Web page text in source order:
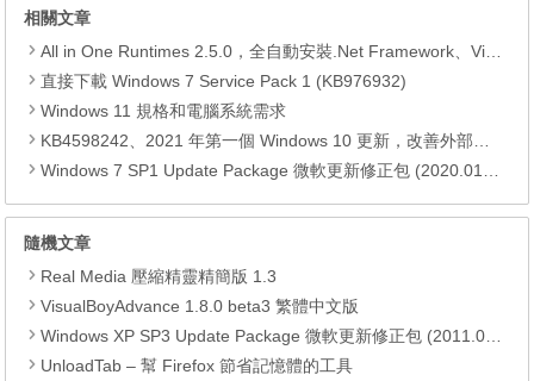
相關文章
All in One Runtimes 2.5.0，全自動安裝.Net Framework、Visual C++、DirectX、Flash Player、JRE
直接下載 Windows 7 Service Pack 1 (KB976932)
Windows 11 規格和電腦系統需求
KB4598242、2021 年第一個 Windows 10 更新，改善外部裝置安全性、解決HTTPS安全漏洞、印表機呼叫(RPC)漏洞
Windows 7 SP1 Update Package 微軟更新修正包 (2020.01月份)
隨機文章
Real Media 壓縮精靈精簡版 1.3
VisualBoyAdvance 1.8.0 beta3 繁體中文版
Windows XP SP3 Update Package 微軟更新修正包 (2011.01月份)
UnloadTab – 幫 Firefox 節省記憶體的工具